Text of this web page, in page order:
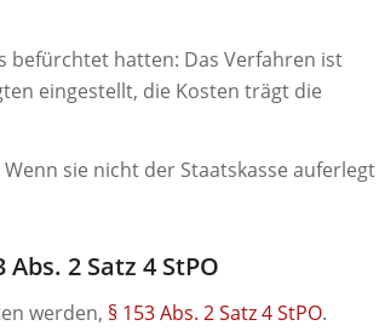
befürchtet hatten: Das Verfahren ist
eingestellt, die Kosten trägt die
sie nicht der Staatskasse auferlegt
Abs. 2 Satz 4 StPO
werden, § 153 Abs. 2 Satz 4 StPO.